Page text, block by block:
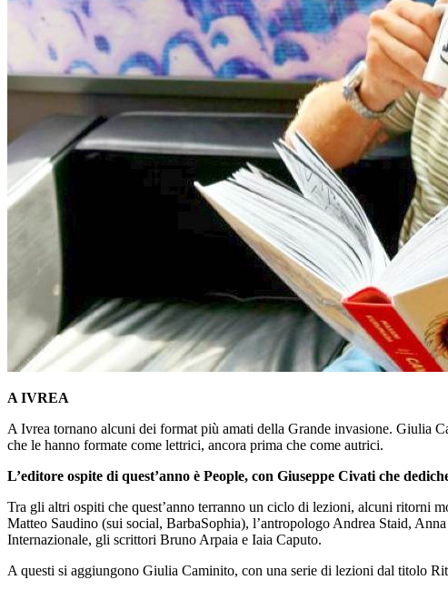
A IVREA
A Ivrea tornano alcuni dei format più amati della Grande invasione. Giulia
che le hanno formate come lettrici, ancora prima che come autrici.
L’editore ospite di quest’anno è People, con Giuseppe Civati che
Tra gli altri ospiti che quest’anno terranno un ciclo di lezioni, alcuni ritorni
Matteo Saudino (sui social, BarbaSophia), l’antropologo Andrea Staid,
Internazionale, gli scrittori Bruno Arpaia e Iaia Caputo.
A questi si aggiungono Giulia Caminito, con una serie di lezioni dal titolo